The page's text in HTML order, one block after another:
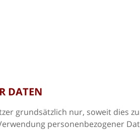
DATEN
grundsätzlich nur, soweit dies
personenbezogener